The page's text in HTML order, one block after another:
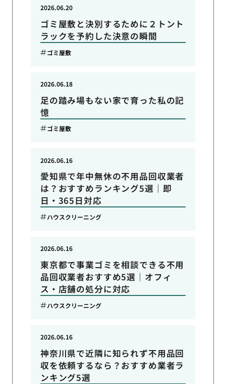
ゴミ屋敷と決別するために２トント
ラックを予約した決意の瞬間
2026.06.20
ゴミ屋敷
足の踏み場もない家で育った私の記
憶
2026.06.18
ゴミ屋敷
愛知県で年中無休の不用品回収業者
は？おすすめランキング5選｜即
日・365日対応
2026.06.16
ハウスクリーニング
東京都で事業ゴミを相談できる不用
品回収業者おすすめ5選｜オフィ
ス・店舗の処分に対応
2026.06.16
ハウスクリーニング
神奈川県で近隣に知られず不用品回
収を依頼するなら？おすすめ業者ラ
ンキング5選
2026.06.16